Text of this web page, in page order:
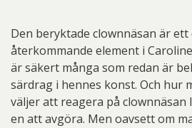
Den beryktade clownnäsan är
återkommande element i
är säkert många som redan är
särdrag i hennes konst. Och hur
väljer att reagera på clownnäsan
en att avgöra. Men oavsett om